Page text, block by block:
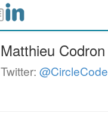
Matthieu Codron
Twitter: @CircleCode